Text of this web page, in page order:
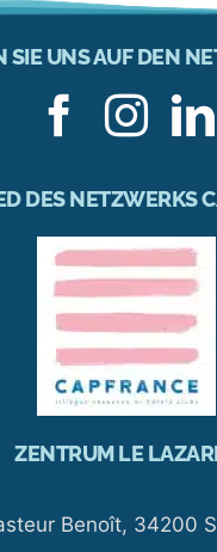
SIE UNS AUF DEN
DES NETZWERKS
ZENTRUM LE
Benoît, 34200